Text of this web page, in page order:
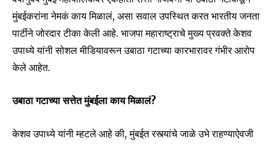
मुंबईकरांना नेमकं काय मिळालं, असा सवाल उपस्थित करत भारतीय जनता
पार्टीने जोरदार टीका केली आहे. भाजपा महाराष्ट्राचे मुख्य प्रवक्ते केशव
उपाध्ये यांनी सोशल मीडियावरून उबाठा गटाच्या कारभारावर गंभीर आरोप
केले आहेत.
उबाठा गटाच्या सत्तेत मुंबईला काय मिळालं?
केशव उपाध्ये यांनी म्हटले आहे की, मुंबईत रस्त्यांचे जाळे उभे राहण्याऐवजी